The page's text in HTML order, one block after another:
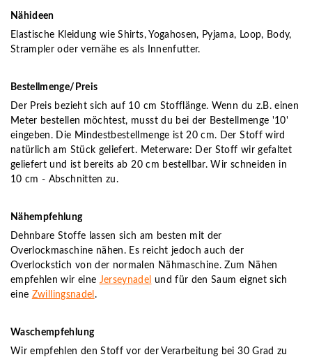
Nähideen
Elastische Kleidung wie Shirts, Yogahosen, Pyjama, Loop, Body,
Strampler oder vernähe es als Innenfutter.
Bestellmenge/Preis
Der Preis bezieht sich auf 10 cm Stofflänge. Wenn du z.B. einen
Meter bestellen möchtest, musst du bei der Bestellmenge '10'
eingeben. Die Mindestbestellmenge ist 20 cm. Der Stoff wird
natürlich am Stück geliefert. Meterware: Der Stoff wir gefaltet
geliefert und ist bereits ab 20 cm bestellbar. Wir schneiden in
10 cm - Abschnitten zu.
Nähempfehlung
Dehnbare Stoffe lassen sich am besten mit der
Overlockmaschine nähen. Es reicht jedoch auch der
Overlockstich von der normalen Nähmaschine. Zum Nähen
empfehlen wir eine Jerseynadel
und für den Saum eignet sich
eine Zwillingsnadel .
Waschempfehlung
Wir empfehlen den Stoff vor der Verarbeitung bei 30 Grad zu